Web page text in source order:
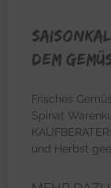
dem
Frisches
Spinat
und Herbst